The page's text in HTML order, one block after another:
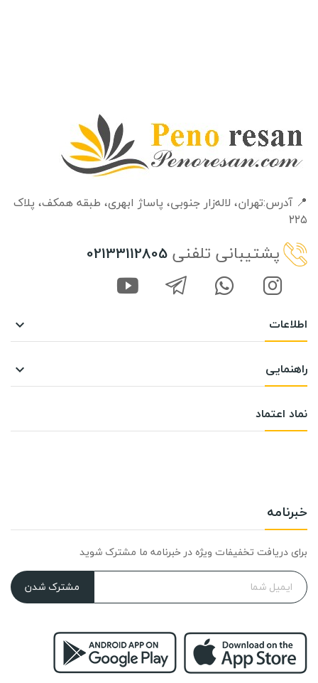
📍 آدرس:تهران، لاله‌زار جنوبی، پاساژ ابهری، طبقه‌ همکف، پلاک
۲۲۵
پشتیبانی تلفنی 02133112805
اطلاعات 
راهنمایی 
نماد اعتماد
خبرنامه
برای دریافت تخفیفات ویژه در خبرنامه ما مشترک شوید
مشترک شدن